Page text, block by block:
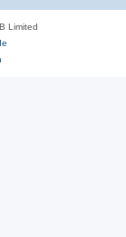
Limited